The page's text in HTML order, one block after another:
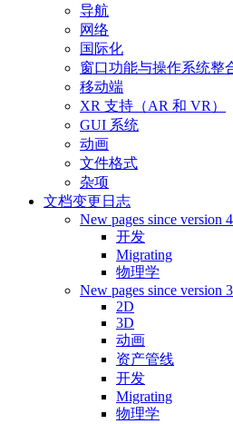
导航
网络
国际化
窗口功能与操作系统整
移动端
XR 支持（AR 和 VR）
GUI 系统
动画
文件格式
杂项
文档变更日志
New pages since version
开发
Migrating
物理学
New pages since version
2D
3D
动画
资产管线
开发
Migrating
物理学